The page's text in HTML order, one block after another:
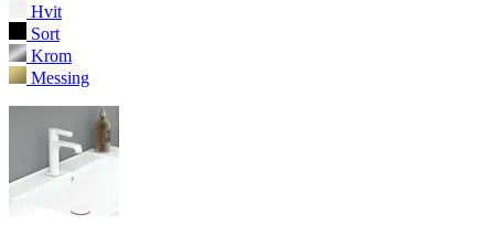
Hvit
Sort
Krom
Messing